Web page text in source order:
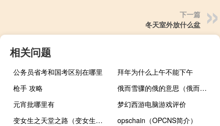
下一篇
冬天室外放什么盆
相关问题
公务员省考和国考区别在哪里
拜年为什么上午不能下午
枪手 攻略
俄而雪骤的俄的意思（俄而雪骤的骤的意思）
元宵批哪里有
梦幻西游电脑游戏评价
变女生之天堂之路（变女生之天堂之路）
opschain（OPCNS简介）